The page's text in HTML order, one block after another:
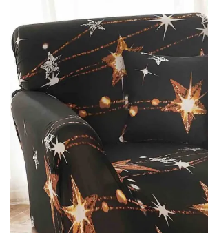
Lenjerii de pat Bumbac 100%
Lenjerii de pat Cocolino
Lenjerii de pat Finet + 2 Draperii
Lenjerii de pat Saten 4 piese cu
elastic